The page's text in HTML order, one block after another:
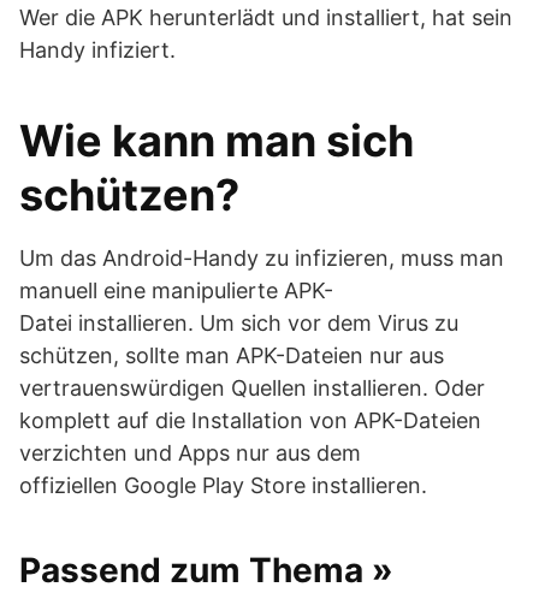
Wer die APK herunterlädt und installiert, hat sein
Handy infiziert.
Wie kann man sich
schützen?
Um das Android-Handy zu infizieren, muss man
manuell eine manipulierte APK-
Datei installieren. Um sich vor dem Virus zu
schützen, sollte man APK-Dateien nur aus
vertrauenswürdigen Quellen installieren. Oder
komplett auf die Installation von APK-Dateien
verzichten und Apps nur aus dem
offiziellen Google Play Store installieren.
Passend zum Thema »